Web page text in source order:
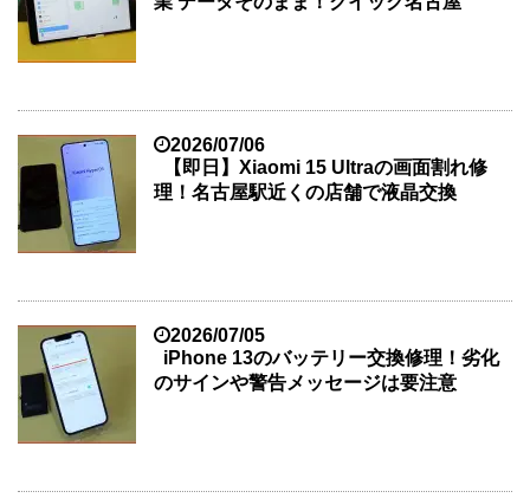
2026/07/06
【即日】Xiaomi 15 Ultraの画面割れ修
理！名古屋駅近くの店舗で液晶交換
2026/07/05
iPhone 13のバッテリー交換修理！劣化
のサインや警告メッセージは要注意